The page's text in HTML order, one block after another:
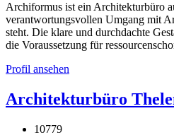
Archiformus ist ein Architekturbüro
verantwortungsvollen Umgang mit
steht. Die klare und durchdachte
die Voraussetzung für
Profil ansehen
Architekturbüro
10779